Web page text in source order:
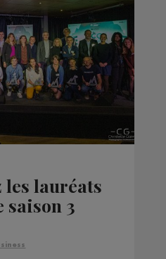
les lauréats
saison 3